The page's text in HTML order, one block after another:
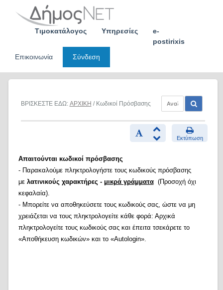
Τιμοκατάλογος Υπηρεσίες
e-
postirixis
Επικοινωνία
Σύνδεση
ΒΡΙΣΚΕΣΤΕ ΕΔΩ: ΑΡΧΙΚΗ / Κωδικοί Πρόσβασης
Εκτύπωση
Απαιτούνται κωδικοί πρόσβασης
- Παρακαλούμε πληκτρολογήστε τους κωδικούς πρόσβασης
με λατινικούς χαρακτήρες - μικρά γράμματα(Προσοχή όχι
κεφαλαία).
- Μπορείτε να αποθηκεύσετε τους κωδικούς σας, ώστε να μη
χρειάζεται να τους πληκτρολογείτε κάθε φορά: Αρχικά
πληκτρολογείτε τους κωδικούς σας και έπειτα τσεκάρετε το
«Αποθήκευση κωδικών» και το «Autologin».